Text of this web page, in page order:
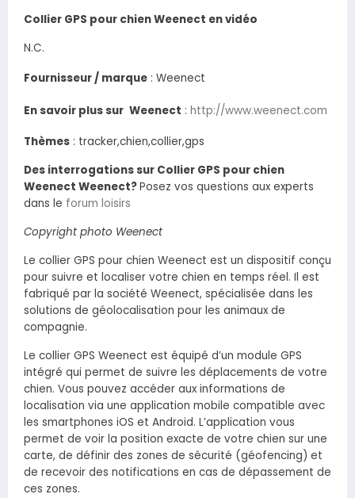
Collier GPS pour chien Weenect en vidéo
N.C.
Fournisseur / marque : Weenect
En savoir plus sur Weenect : http://www.weenect.com
Thèmes : tracker,chien,collier,gps
Des interrogations sur Collier GPS pour chien
Weenect Weenect?Posez vos questions aux experts
dans le forum loisirs
Copyright photo Weenect
Le collier GPS pour chien Weenect est un dispositif conçu
pour suivre et localiser votre chien en temps réel. Il est
fabriqué par la société Weenect, spécialisée dans les
solutions de géolocalisation pour les animaux de
compagnie.
Le collier GPS Weenect est équipé d’un module GPS
intégré qui permet de suivre les déplacements de votre
chien. Vous pouvez accéder aux informations de
localisation via une application mobile compatible avec
les smartphones iOS et Android. L’application vous
permet de voir la position exacte de votre chien sur une
carte, de définir des zones de sécurité (géofencing) et
de recevoir des notifications en cas de dépassement de
ces zones.